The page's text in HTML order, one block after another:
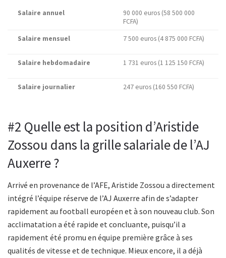
Salaire annuel
90 000 euros (58 500 000
FCFA)
Salaire mensuel
7 500 euros (4 875 000 FCFA)
Salaire hebdomadaire 1 731 euros (1 125 150 FCFA)
Salaire journalier 247 euros (160 550 FCFA)
#2 Quelle est la position d’Aristide
Zossou dans la grille salariale de l’AJ
Auxerre ?
Arrivé en provenance de l’AFE, Aristide Zossou a directement
intégré l’équipe réserve de l’AJ Auxerre afin de s’adapter
rapidement au football européen et à son nouveau club. Son
acclimatation a été rapide et concluante, puisqu’il a
rapidement été promu en équipe première grâce à ses
qualités de vitesse et de technique. Mieux encore, il a déjà